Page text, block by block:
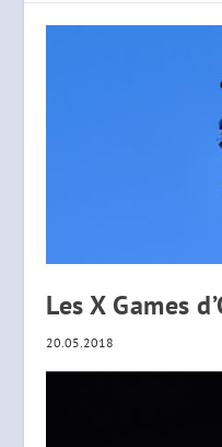
Les X Games
20.05.2018